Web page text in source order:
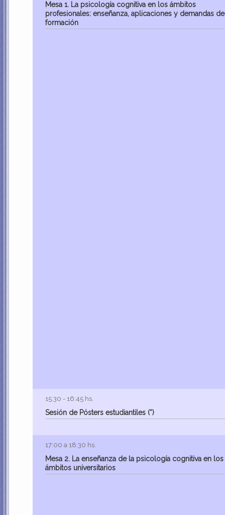
Mesa 1. La psicología cognitiva en los ámbitos
profesionales: enseñanza, aplicaciones y demandas de
formación
15:30 - 16:45 hs.
Sesión de Pósters estudiantiles (*)
17:00 a 18:30 hs.
Mesa 2. La enseñanza de la psicología cognitiva en los
ámbitos universitarios